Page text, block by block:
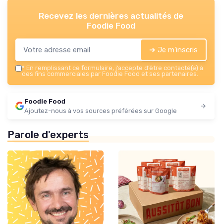
Recevez les dernières actualités de
Foodie Food
➔ Je m'inscris
* En remplissant ce formulaire, j’accepte d’être contacté(e) à
des fins commerciales par Foodie Food et ses partenaires.
Foodie Food
Ajoutez-nous à vos sources préférées sur Google
Parole d'experts